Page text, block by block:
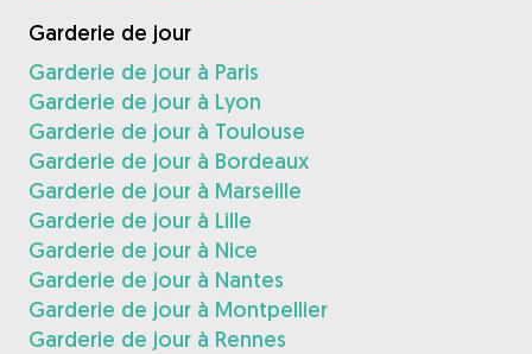
Garderie de jour
Garderie de jour à Paris
Garderie de jour à Lyon
Garderie de jour à Toulouse
Garderie de jour à Bordeaux
Garderie de jour à Marseille
Garderie de jour à Lille
Garderie de jour à Nice
Garderie de jour à Nantes
Garderie de jour à Montpellier
Garderie de jour à Rennes